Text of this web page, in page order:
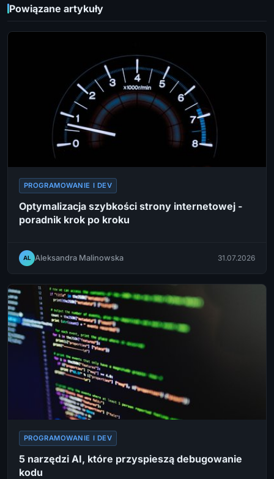
Powiązane artykuły
PROGRAMOWANIE I DEV
Optymalizacja szybkości strony internetowej -
poradnik krok po kroku
AL Aleksandra Malinowska 31.07.2026
PROGRAMOWANIE I DEV
5 narzędzi AI, które przyspieszą debugowanie
kodu